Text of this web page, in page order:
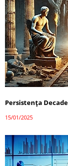
Persistența
15/01/2025